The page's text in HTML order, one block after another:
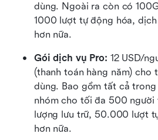
dùng. Ngoài ra còn có
1000 lượt tự động hóa,
hơn nữa.
Gói dịch vụ Pro: 12 USD/
(thanh toán hàng năm) cho
dùng. Bao gồm tất cả
nhóm cho tối đa 500 người
lượng lưu trữ, 50.000 lượt
hơn nữa.